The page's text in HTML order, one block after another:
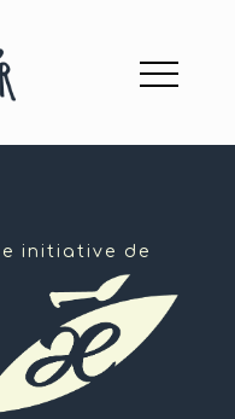
initiative de